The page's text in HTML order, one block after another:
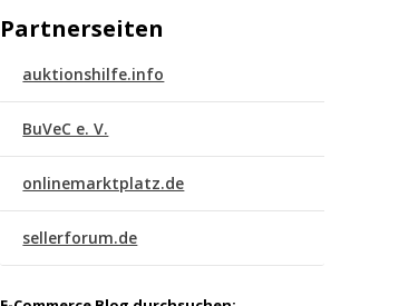
Partnerseiten
auktionshilfe.info
BuVeC e. V.
onlinemarktplatz.de
sellerforum.de